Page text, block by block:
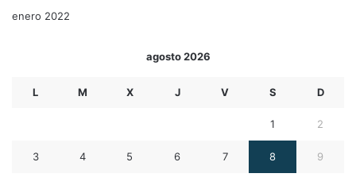
enero 2022
agosto 2026
L M X J V S D
1 2
3 4 5 6 7 8 9